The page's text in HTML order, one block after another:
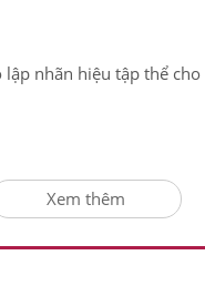
lập nhãn hiệu tập thể
Xem thêm